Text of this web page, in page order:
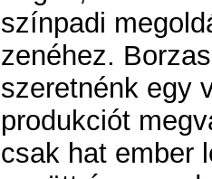
színpadi
zenéhez.
szeretnénk egy
produkciót
csak hat ember